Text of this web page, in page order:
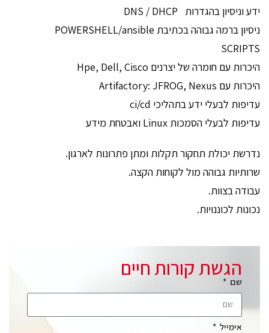
ידע וניסיון בהגדרות DNS / DHCP
ניסיון ברמה גבוהה בכתיבת POWERSHELL/ansible
SCRIPTS
היכרות עם חומרה של יצרנים Hpe, Dell, Cisco
היכרות עם Artifactory: JFROG, Nexus
עדיפות לבעלי ידע בתהליכי ci/cd
עדיפות לבעלי הסמכות Linux ואבטחת מידע
נדרשת יכולת תחקור תקלות ומתן פתרונות לארגון.
שרותיות גבוהה מול לקוחות הקצה.
עבודה בצוות.
נכונות לכוננויות.
הגשת קורות חיים
שם
אימייל